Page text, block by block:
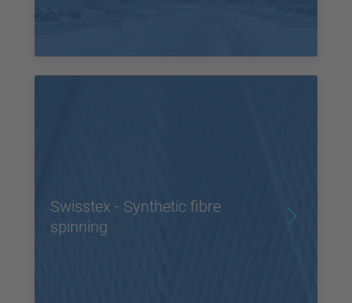
Swisstex - Synthetic fibre
spinning